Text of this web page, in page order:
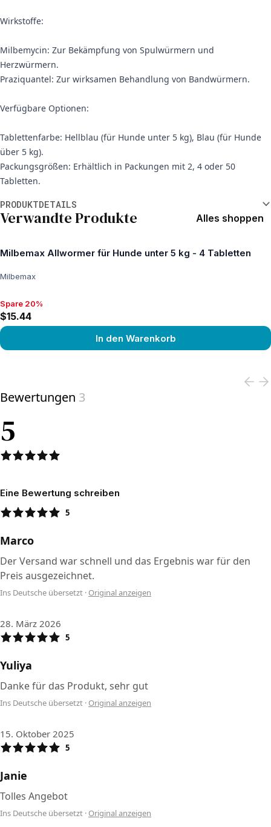
Wirkstoffe:
Milbemycin: Zur Bekämpfung von Spulwürmern und
Herzwürmern.
Praziquantel: Zur wirksamen Behandlung von Bandwürmern.
Verfügbare Optionen:
Tablettenfarbe: Hellblau (für Hunde unter 5 kg), Blau (für Hunde
über 5 kg).
Packungsgrößen: Erhältlich in Packungen mit 2, 4 oder 50
Tabletten.
PRODUKTDETAILS
Verwandte Produkte Alles shoppen
Milbemax Allwormer für Hunde unter 5 kg - 4 Tabletten
Milbemax
Spare 20%, $15.44
Spare 20%
$15.44
In den Warenkorb
Bewertungen 3
5
Eine Bewertung schreiben
5
Marco
Der Versand war schnell und das Ergebnis war für den
Preis ausgezeichnet.
Ins Deutsche übersetzt · Original anzeigen
28. März 2026
5
Yuliya
Danke für das Produkt, sehr gut
Ins Deutsche übersetzt · Original anzeigen
15. Oktober 2025
5
Janie
Tolles Angebot
Ins Deutsche übersetzt · Original anzeigen